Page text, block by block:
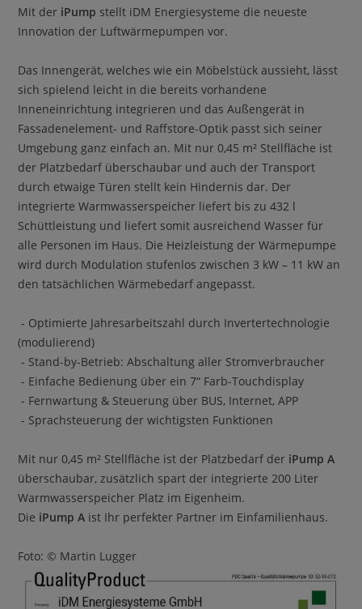
Mit der iPump stellt iDM Energiesysteme die neueste
Innovation der Luftwärmepumpen vor.
Das Innengerät, welches wie ein Möbelstück aussieht, lässt
sich spielend leicht in die bereits vorhandene
Inneneinrichtung integrieren und das Außengerät in
Fassadenelement- und Raffstore-Optik passt sich seiner
Umgebung ganz einfach an. Mit nur 0,45 m² Stellfläche ist
der Platzbedarf überschaubar und auch der Transport
durch etwaige Türen stellt kein Hindernis dar. Der
integrierte Warmwasserspeicher liefert bis zu 432 l
Schüttleistung und liefert somit ausreichend Wasser für
alle Personen im Haus. Die Heizleistung der Wärmepumpe
wird durch Modulation stufenlos zwischen 3 kW – 11 kW an
den tatsächlichen Wärmebedarf angepasst.
- Optimierte Jahresarbeitszahl durch Invertertechnologie
(modulierend)
- Stand-by-Betrieb: Abschaltung aller Stromverbraucher
- Einfache Bedienung über ein 7“ Farb-Touchdisplay
- Fernwartung & Steuerung über BUS, Internet, APP
- Sprachsteuerung der wichtigsten Funktionen
Mit nur 0,45 m² Stellfläche ist der Platzbedarf der iPump A
überschaubar, zusätzlich spart der integrierte 200 Liter
Warmwasserspeicher Platz im Eigenheim.
Die iPump A ist Ihr perfekter Partner im Einfamilienhaus.
Foto: ​© Martin Lugger